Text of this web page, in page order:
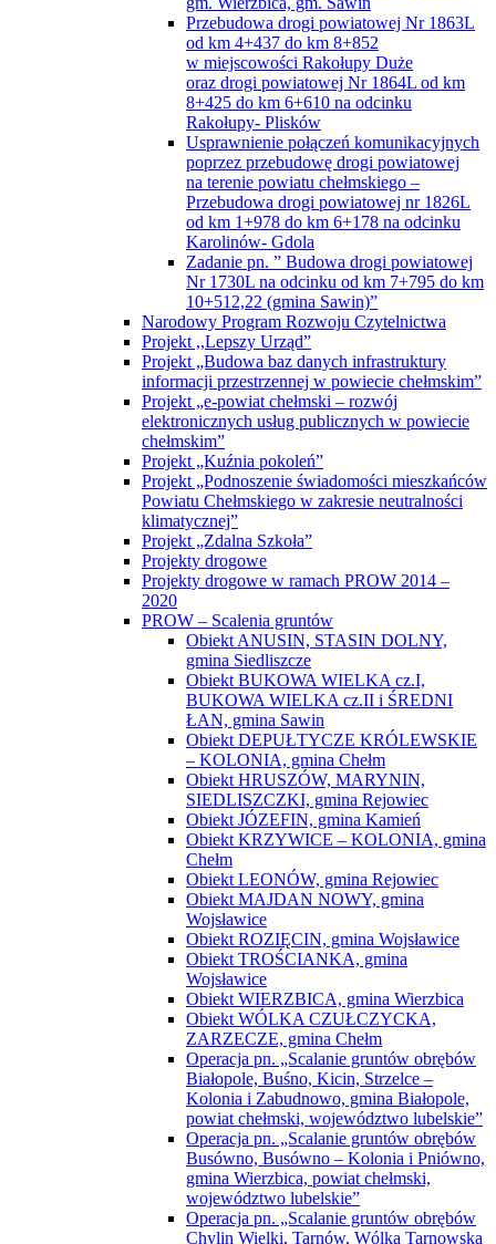
Przebudowa drogi powiatowej Nr 1863L
od km 4+437 do km 8+852
w miejscowości Rakołupy Duże
oraz drogi powiatowej Nr 1864L od km
8+425 do km 6+610 na odcinku
Rakołupy- Plisków
Usprawnienie połączeń komunikacyjnych
poprzez przebudowę drogi powiatowej
na terenie powiatu chełmskiego –
Przebudowa drogi powiatowej nr 1826L
od km 1+978 do km 6+178 na odcinku
Karolinów- Gdola
Zadanie pn. ” Budowa drogi powiatowej
Nr 1730L na odcinku od km 7+795 do km
10+512,22 (gmina Sawin)”
Narodowy Program Rozwoju Czytelnictwa
Projekt ,,Lepszy Urząd”
Projekt „Budowa baz danych infrastruktury
informacji przestrzennej w powiecie chełmskim”
Projekt „e-powiat chełmski – rozwój
elektronicznych usług publicznych w powiecie
chełmskim”
Projekt „Kuźnia pokoleń”
Projekt „Podnoszenie świadomości mieszkańców
Powiatu Chełmskiego w zakresie neutralności
klimatycznej”
Projekt „Zdalna Szkoła”
Projekty drogowe
Projekty drogowe w ramach PROW 2014 –
2020
PROW – Scalenia gruntów
Obiekt ANUSIN, STASIN DOLNY,
gmina Siedliszcze
Obiekt BUKOWA WIELKA cz.I,
BUKOWA WIELKA cz.II i ŚREDNI
ŁAN, gmina Sawin
Obiekt DEPUŁTYCZE KRÓLEWSKIE
– KOLONIA, gmina Chełm
Obiekt HRUSZÓW, MARYNIN,
SIEDLISZCZKI, gmina Rejowiec
Obiekt JÓZEFIN, gmina Kamień
Obiekt KRZYWICE – KOLONIA, gmina
Chełm
Obiekt LEONÓW, gmina Rejowiec
Obiekt MAJDAN NOWY, gmina
Wojsławice
Obiekt ROZIĘCIN, gmina Wojsławice
Obiekt TROŚCIANKA, gmina
Wojsławice
Obiekt WIERZBICA, gmina Wierzbica
Obiekt WÓLKA CZUŁCZYCKA,
ZARZECZE, gmina Chełm
Operacja pn. „Scalanie gruntów obrębów
Białopole, Buśno, Kicin, Strzelce –
Kolonia i Zabudnowo, gmina Białopole,
powiat chełmski, województwo lubelskie”
Operacja pn. „Scalanie gruntów obrębów
Busówno, Busówno – Kolonia i Pniówno,
gmina Wierzbica, powiat chełmski,
województwo lubelskie”
Operacja pn. „Scalanie gruntów obrębów
Chylin Wielki, Tarnów, Wólka Tarnowska